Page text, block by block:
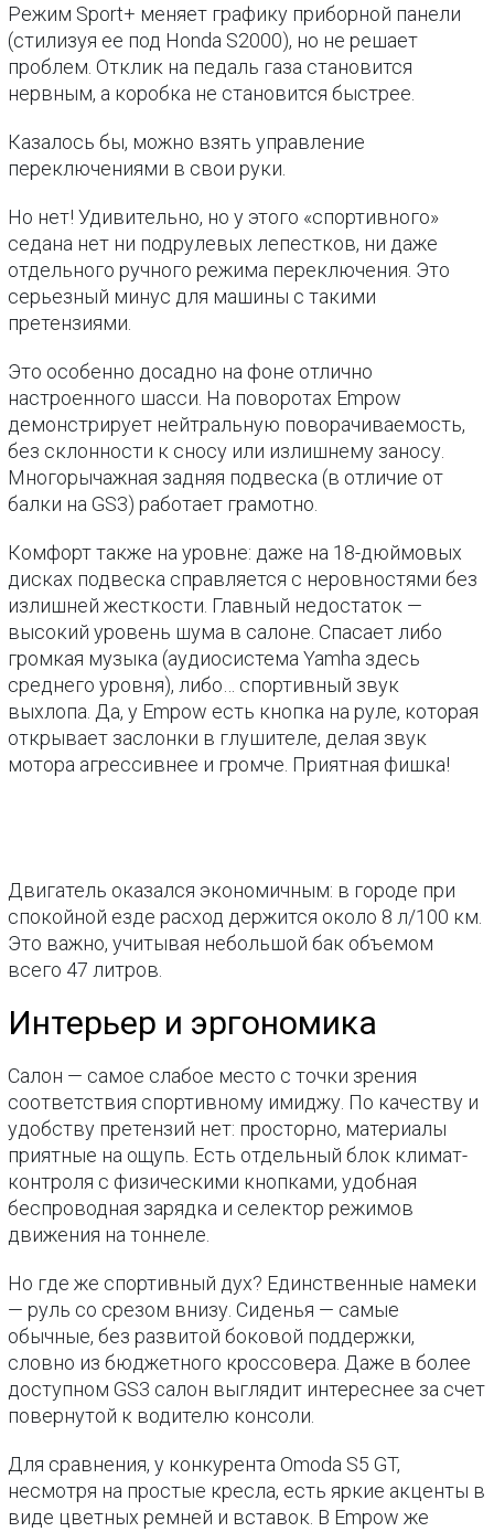
Режим Sport+ меняет графику приборной панели
(стилизуя ее под Honda S2000), но не решает
проблем. Отклик на педаль газа становится
нервным, а коробка не становится быстрее.
Казалось бы, можно взять управление
переключениями в свои руки.
Но нет! Удивительно, но у этого «спортивного»
седана нет ни подрулевых лепестков, ни даже
отдельного ручного режима переключения. Это
серьезный минус для машины с такими
претензиями.
Это особенно досадно на фоне отлично
настроенного шасси. На поворотах Empow
демонстрирует нейтральную поворачиваемость,
без склонности к сносу или излишнему заносу.
Многорычажная задняя подвеска (в отличие от
балки на GS3) работает грамотно.
Комфорт также на уровне: даже на 18-дюймовых
дисках подвеска справляется с неровностями без
излишней жесткости. Главный недостаток —
высокий уровень шума в салоне. Спасает либо
громкая музыка (аудиосистема Yamha здесь
среднего уровня), либо… спортивный звук
выхлопа. Да, у Empow есть кнопка на руле, которая
открывает заслонки в глушителе, делая звук
мотора агрессивнее и громче. Приятная фишка!
Двигатель оказался экономичным: в городе при
спокойной езде расход держится около 8 л/100 км.
Это важно, учитывая небольшой бак объемом
всего 47 литров.
Интерьер и эргономика
Салон — самое слабое место с точки зрения
соответствия спортивному имиджу. По качеству и
удобству претензий нет: просторно, материалы
приятные на ощупь. Есть отдельный блок климат-
контроля с физическими кнопками, удобная
беспроводная зарядка и селектор режимов
движения на тоннеле.
Но где же спортивный дух? Единственные намеки
— руль со срезом внизу. Сиденья — самые
обычные, без развитой боковой поддержки,
словно из бюджетного кроссовера. Даже в более
доступном GS3 салон выглядит интереснее за счет
повернутой к водителю консоли.
Для сравнения, у конкурента Omoda S5 GT,
несмотря на простые кресла, есть яркие акценты в
виде цветных ремней и вставок. В Empow же